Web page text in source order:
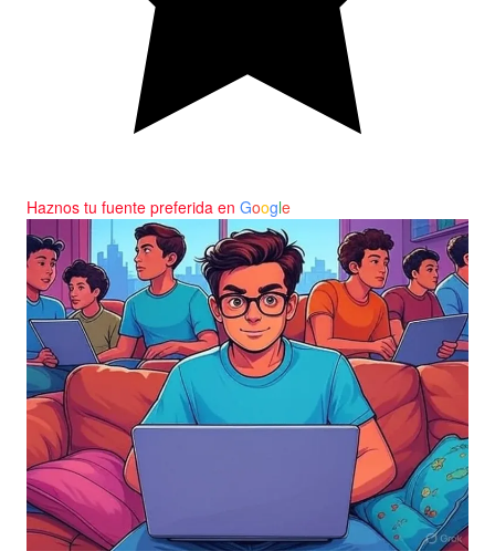
Haznos tu fuente preferida en Google